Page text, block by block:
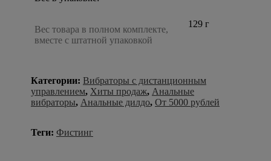
Вес товара в полном комплекте,
вместе с штатной упаковкой
129 г
Категории: Вибраторы с дистанционным
управлением, Хиты продаж, Анальные
вибраторы, Анальные дилдо, От 5000 рублей
Теги: Фистинг